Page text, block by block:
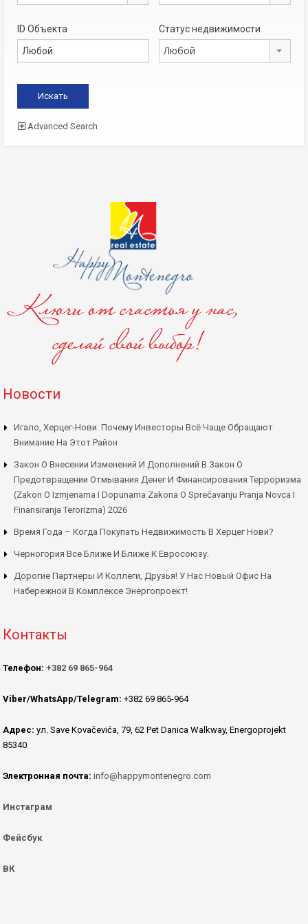
ID Объекта Статус недвижимости
Любой
Advanced Search
Новости
Игало, Херцег-Нови: Почему Инвесторы Всё Чаще Обращают
Внимание На Этот Район
Закон О Внесении Изменений И Дополнений В Закон О
Предотвращении Отмывания Денег И Финансирования Терроризма
(Zakon O Izmjenama I Dopunama Zakona O Sprečavanju Pranja Novca I
Finansiranja Terorizma) 2026
Время Года – Когда Покупать Недвижимость В Херцег Нови?
Черногория Все Ближе И Ближе К Евросоюзу.
Дорогие Партнеры И Коллеги, Друзья! У Нас Новый Офис На
Набережной В Комплексе Энергопроект!
Контакты
Телефон: +382 69 865-964
Viber/WhatsApp/Telegram: +382 69 865-964
Адрес: ул. Save Kovačevića, 79, 62 Pet Danica Walkway, Energoprojekt
85340
Электронная почта: info@happymontenegro.com
Инстаграм
Фейсбук
ВК